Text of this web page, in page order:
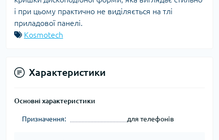
і при цьому практично не виділяється на тлі
приладової панелі.
Kosmotech
Характеристики
Основні характеристики
Призначення: для телефонів